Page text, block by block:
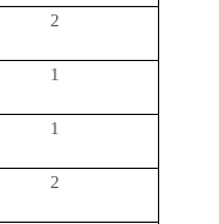
2
1
1
2